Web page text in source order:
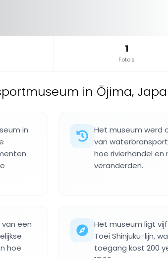
1
Foto's
in Ōjima,
in
Het museum werd
van
hoe rivierhandel
veranderden.
een
hoe
Het museum ligt
Toei Shinjuku-lijn,
toegang kost 200